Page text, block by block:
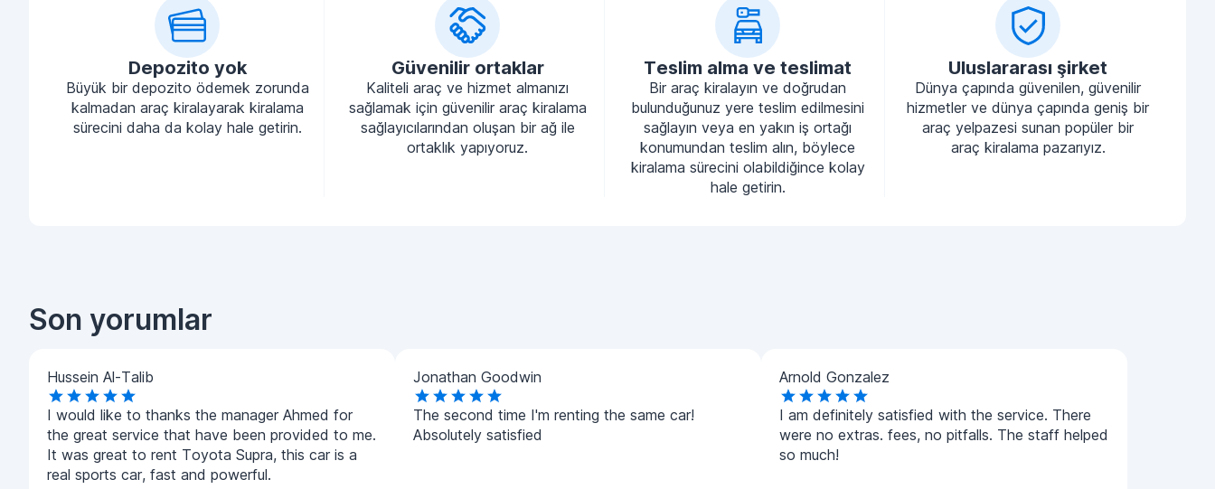
Depozito yok
Büyük bir depozito ödemek zorunda
kalmadan araç kiralayarak kiralama
sürecini daha da kolay hale getirin.
Güvenilir ortaklar
Kaliteli araç ve hizmet almanızı
sağlamak için güvenilir araç kiralama
sağlayıcılarından oluşan bir ağ ile
ortaklık yapıyoruz.
Teslim alma ve teslimat
Bir araç kiralayın ve doğrudan
bulunduğunuz yere teslim edilmesini
sağlayın veya en yakın iş ortağı
konumundan teslim alın, böylece
kiralama sürecini olabildiğince kolay
hale getirin.
Uluslararası şirket
Dünya çapında güvenilen, güvenilir
hizmetler ve dünya çapında geniş bir
araç yelpazesi sunan popüler bir
araç kiralama pazarıyız.
Son yorumlar
Hussein Al-Talib
I would like to thanks the manager Ahmed for
the great service that have been provided to me.
It was great to rent Toyota Supra, this car is a
real sports car, fast and powerful.
Jonathan Goodwin
The second time I'm renting the same car!
Absolutely satisfied
Arnold Gonzalez
I am definitely satisfied with the service. There
were no extras. fees, no pitfalls. The staff helped
so much!